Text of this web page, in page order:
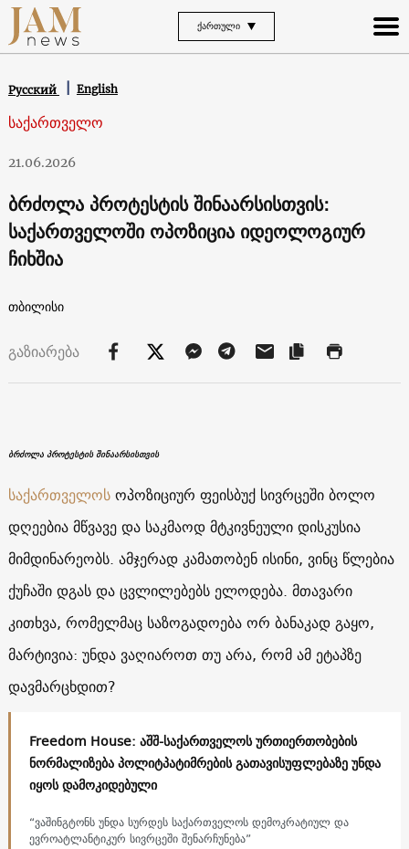
ᲥᲐᲠᲗᲣᲚᲘ
Русский English
საქართველო
21.06.2026
ბრძოლა პროტესტის შინაარსისთვის:
საქართველოში ოპოზიცია იდეოლოგიურ
ჩიხშია
თბილისი
გაზიარება
ბრძოლა პროტესტის შინაარსისთვის
საქართველოსოპოზიციურ ფეისბუქ სივრცეში ბოლო
დღეებია მწვავე და საკმაოდ მტკივნეული დისკუსია
მიმდინარეობს. ამჯერად კამათობენ ისინი, ვინც წლებია
ქუჩაში დგას და ცვლილებებს ელოდება. მთავარი
კითხვა, რომელმაც საზოგადოება ორ ბანაკად გაყო,
მარტივია: უნდა ვაღიაროთ თუ არა, რომ ამ ეტაპზე
დავმარცხდით?
Freedom House: აშშ-საქართველოს ურთიერთობების
ნორმალიზება პოლიტპატიმრების გათავისუფლებაზე უნდა
იყოს დამოკიდებული
“ვაშინგტონს უნდა სურდეს საქართველოს დემოკრატიულ და
ევროატლანტიკურ სივრცეში შენარჩუნება”